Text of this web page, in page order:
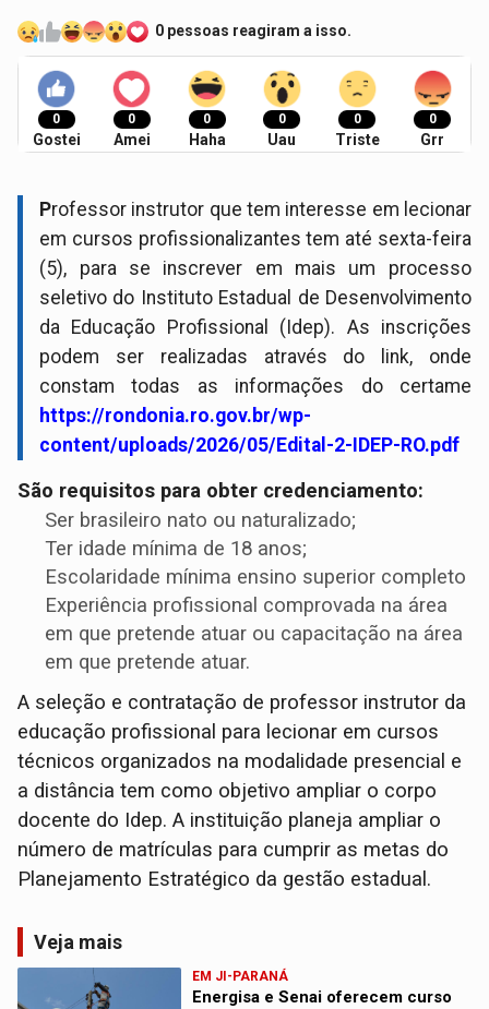
0 pessoas reagiram a isso.
0
Gostei
0
Amei
0
Haha
0
Uau
0
Triste
0
Grr
Professor instrutor que tem interesse em lecionar
em cursos profissionalizantes tem até sexta-feira
(5), para se inscrever em mais um processo
seletivo do Instituto Estadual de Desenvolvimento
da Educação Profissional (Idep). As inscrições
podem ser realizadas através do link, onde
constam todas as informações do certame
https://rondonia.ro.gov.br/wp-
content/uploads/2026/05/Edital-2-IDEP-RO.pdf
São requisitos para obter credenciamento:
Ser brasileiro nato ou naturalizado;
Ter idade mínima de 18 anos;
Escolaridade mínima ensino superior completo
Experiência profissional comprovada na área
em que pretende atuar ou capacitação na área
em que pretende atuar.
A seleção e contratação de professor instrutor da
educação profissional para lecionar em cursos
técnicos organizados na modalidade presencial e
a distância tem como objetivo ampliar o corpo
docente do Idep. A instituição planeja ampliar o
número de matrículas para cumprir as metas do
Planejamento Estratégico da gestão estadual.
Veja mais
EM JI-PARANÁ
Energisa e Senai oferecem curso